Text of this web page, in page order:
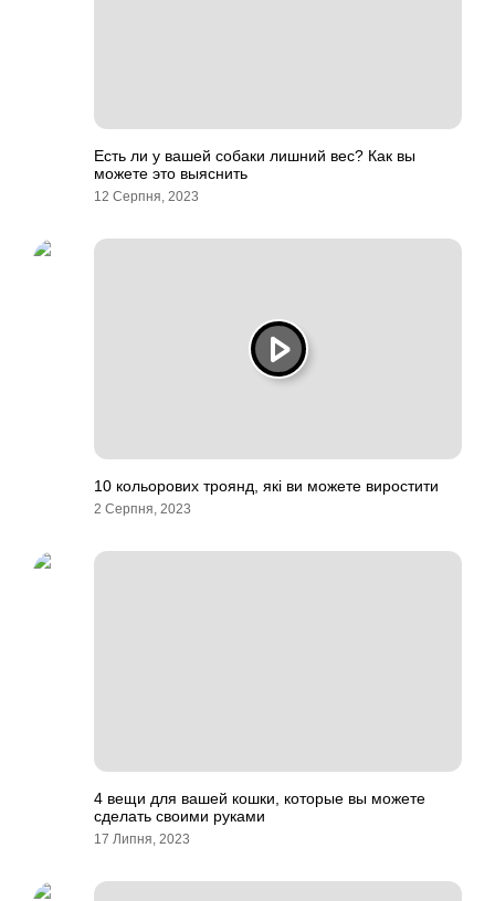
Есть ли у вашей собаки лишний вес? Как вы
можете это выяснить
12 Серпня, 2023
10 кольорових троянд, які ви можете виростити
2 Серпня, 2023
4 вещи для вашей кошки, которые вы можете
сделать своими руками
17 Липня, 2023